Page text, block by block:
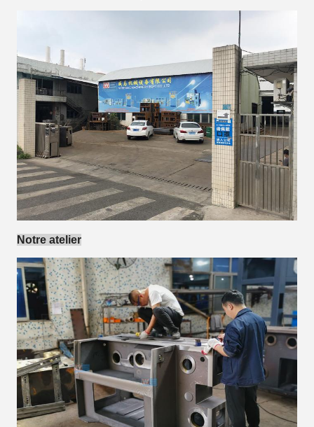
Notre atelier